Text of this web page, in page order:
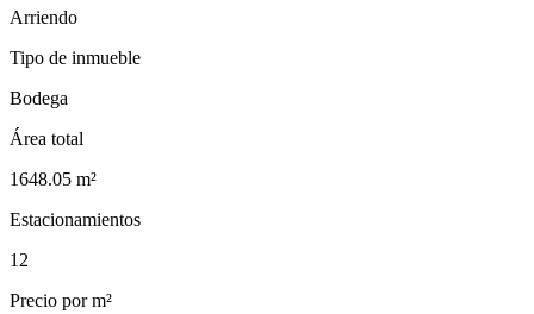
Arriendo
Tipo de inmueble
Bodega
Área total
1648.05 m²
Estacionamientos
12
Precio por m²